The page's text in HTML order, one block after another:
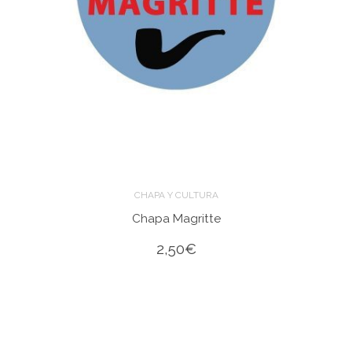
CHAPA Y CULTURA
Chapa Magritte
2,50€